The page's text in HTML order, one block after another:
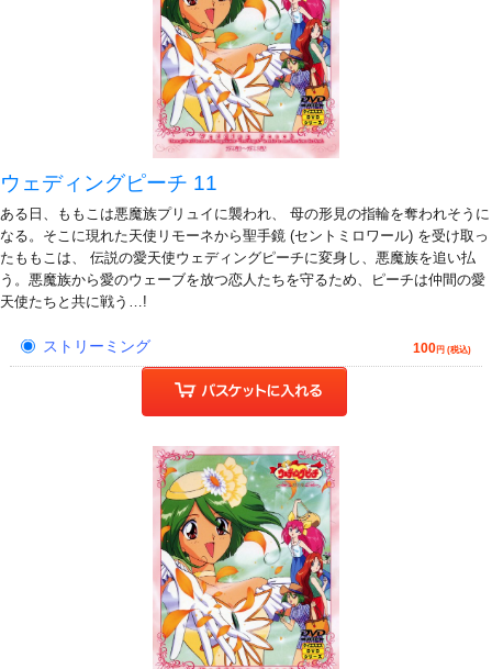
ウェディングピーチ 11
ある日、ももこは悪魔族プリュイに襲われ、 母の形見の指輪を奪われそうに
なる。そこに現れた天使リモーネから聖手鏡 (セントミロワール) を受け取っ
たももこは、 伝説の愛天使ウェディングピーチに変身し、悪魔族を追い払
う。悪魔族から愛のウェーブを放つ恋人たちを守るため、ピーチは仲間の愛
天使たちと共に戦う…!
ストリーミング 100円 (税込)